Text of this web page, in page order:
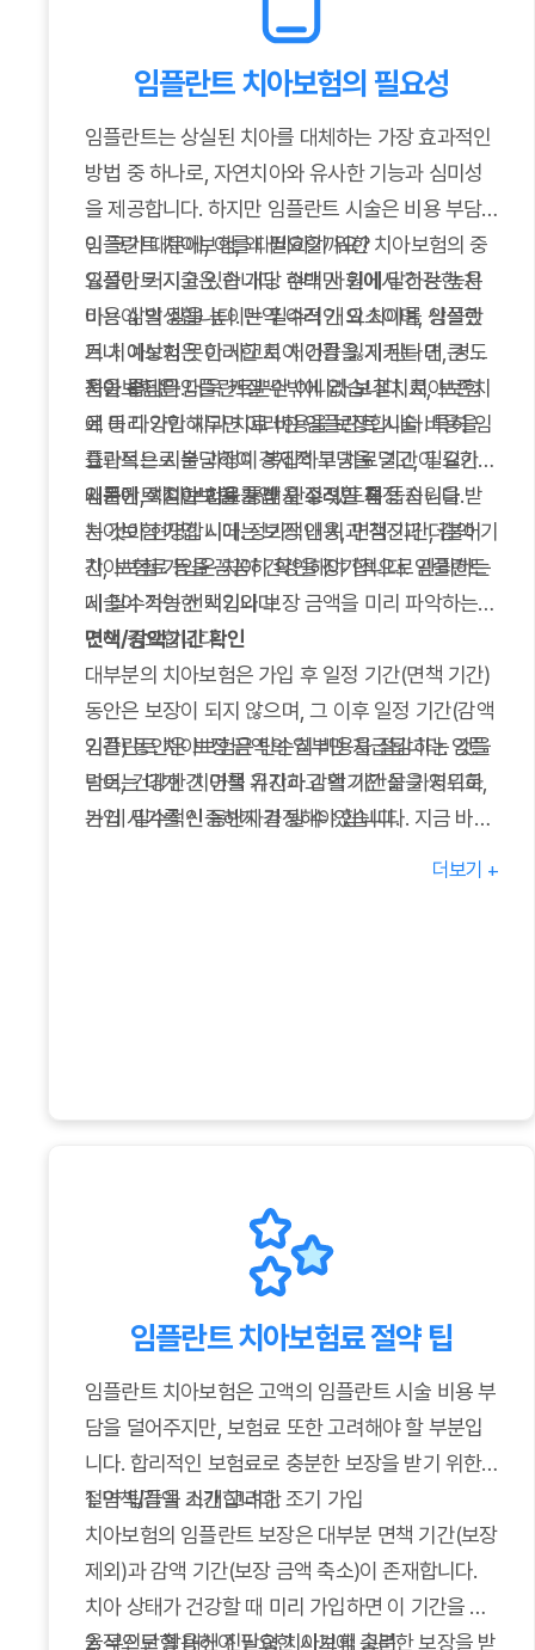
임플란트 치아보험의 필요성
임플란트는 상실된 치아를 대체하는 가장 효과적인
방법 중 하나로, 자연치아와 유사한 기능과 심미성
을 제공합니다. 하지만 임플란트 시술은 비용 부담
이 크기 때문에, 이를 대비하기 위한 치아보험의 중
요성이 커지고 있습니다. 현대 사회에서 건강한 치
아는 삶의 질을 높이는 필수적인 요소이며, 임플란
트 치아보험은 이러한 치아 건강을 지키는 데 큰 도
움을 줍니다.
임플란트 치아보험, 왜 필요할까요?
임플란트 시술은 한 개당 수백만 원에 달하는 높은
비용이 발생합니다. 만약 여러 개의 치아를 상실했
거나 예상치 못한 사고로 치아를 잃게 된다면, 경제
적인 부담은 더욱 커질 수밖에 없습니다. 치아보험
에 미리 가입해두면 이러한 임플란트 시술 비용을
효과적으로 분담하여 경제적 부담을 덜고, 필요한
시기에 적절한 치료를 받을 수 있도록 돕습니다.
치아보험은 임플란트뿐만 아니라 보철치료, 보존치
료 등 다양한 치과 치료 비용을 보장합니다. 특히 임
플란트는 시술 과정이 복잡하고 치료 기간이 길기
때문에, 치아보험을 통해 안정적인 재정 지원을 받
는 것이 현명합니다. 정기적인 치과 검진과 더불어
치아보험 가입은 치아 건강을 장기적으로 관리하는
데 필수적인 선택입니다.
임플란트 치아보험 가입 시 고려할 점
치아보험 가입 시에는 보장 내용, 면책 기간, 감액 기
간, 보험료 등을 꼼꼼히 확인해야 합니다. 임플란트
시술이 가능한 시기와 보장 금액을 미리 파악하는
것이 중요합니다.
면책/감액 기간 확인
대부분의 치아보험은 가입 후 일정 기간(면책 기간)
동안은 보장이 되지 않으며, 그 이후 일정 기간(감액
기간) 동안은 보장 금액의 일부만 지급됩니다. 임플
란트는 대개 긴 면책 기간과 감액 기간을 가지므로,
가입 시기를 신중하게 결정해야 합니다.
치아보험은 갱신형과 비갱신형으로 나뉩니다. 갱신
형은 초기 보험료가 저렴하지만 갱신 시 보험료가
인상될 수 있고, 비갱신형은 초기 보험료가 높지만
일정 기간 동안 보험료 변동 없이 유지됩니다. 장기
적인 관점에서 유리한 유형을 선택하는 것이 중요합
니다.
보험사의 서비스 품질
보험금 청구 및 지급 절차가 간편하고 고객 서비스
가 원활한 보험사를 선택하는 것도 중요합니다. 실
제 보험금 청구 시 불편함이 없도록 보험사의 평판
과 서비스 만족도를 미리 확인하는 것이 좋습니다.
보험료 비교
임플란트 치아보험은 단순히 비용을 절감하는 것을
넘어, 건강한 치아를 유지하고 활기찬 삶을 영위하
는 데 필수적인 동반자가 될 수 있습니다. 지금 바로
더보기 +
임플란트 치아보험료 절약 팁
임플란트 치아보험은 고액의 임플란트 시술 비용 부
담을 덜어주지만, 보험료 또한 고려해야 할 부분입
니다. 합리적인 보험료로 충분한 보장을 받기 위한
절약 팁들을 소개합니다.
1. 면책/감액 기간 고려한 조기 가입
치아보험의 임플란트 보장은 대부분 면책 기간(보장
제외)과 감액 기간(보장 금액 축소)이 존재합니다.
치아 상태가 건강할 때 미리 가입하면 이 기간을 효
율적으로 활용하여 필요한 시기에 충분한 보장을 받
2. 무진단형 대신 진단형 치아보험 고려